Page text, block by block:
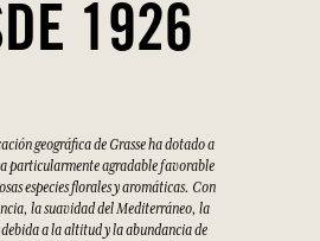
1926
geográfica de Grasse ha dotado a
particularmente agradable favorable
especies florales y aromáticas. Con
la suavidad del Mediterráneo, la
a la altitud y la abundancia de